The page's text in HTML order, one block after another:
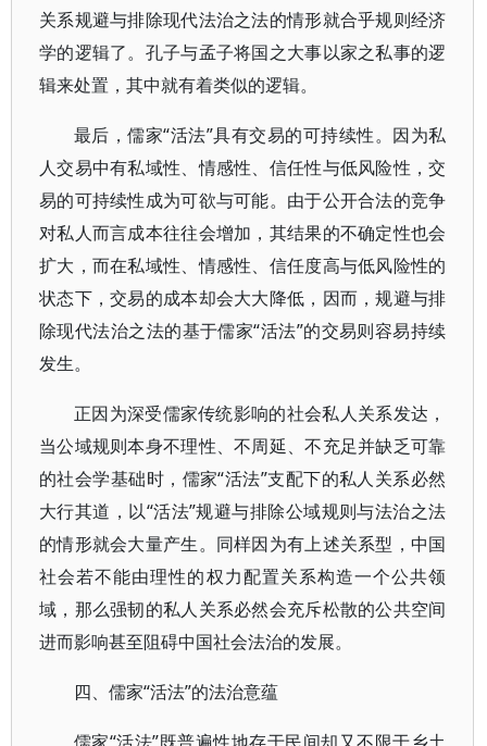
关系规避与排除现代法治之法的情形就合乎规则经济
学的逻辑了。孔子与孟子将国之大事以家之私事的逻
辑来处置，其中就有着类似的逻辑。
最后，儒家“活法”具有交易的可持续性。因为私
人交易中有私域性、情感性、信任性与低风险性，交
易的可持续性成为可欲与可能。由于公开合法的竞争
对私人而言成本往往会增加，其结果的不确定性也会
扩大，而在私域性、情感性、信任度高与低风险性的
状态下，交易的成本却会大大降低，因而，规避与排
除现代法治之法的基于儒家“活法”的交易则容易持续
发生。
正因为深受儒家传统影响的社会私人关系发达，
当公域规则本身不理性、不周延、不充足并缺乏可靠
的社会学基础时，儒家“活法”支配下的私人关系必然
大行其道，以“活法”规避与排除公域规则与法治之法
的情形就会大量产生。同样因为有上述关系型，中国
社会若不能由理性的权力配置关系构造一个公共领
域，那么强韧的私人关系必然会充斥松散的公共空间
进而影响甚至阻碍中国社会法治的发展。
四、儒家“活法”的法治意蕴